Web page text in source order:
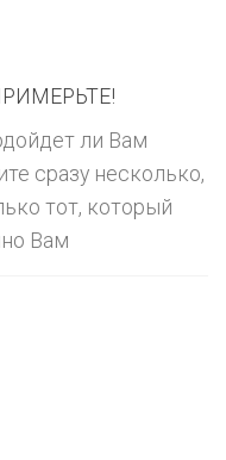
ли Вам
сразу несколько,
тот, который
Вам